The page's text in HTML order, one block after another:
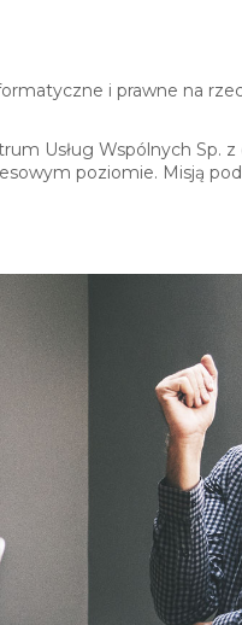
i prawne na
Usług Wspólnych Sp.
poziomie. Misją